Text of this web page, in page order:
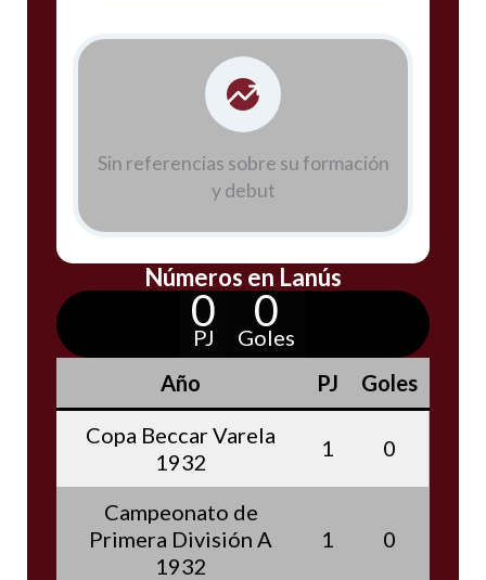
Sin referencias sobre su formación
y debut
Números en Lanús
0
PJ
0
Goles
Año
PJ
Goles
Copa Beccar Varela
1932
1 0
Campeonato de
Primera División A
1932
1 0